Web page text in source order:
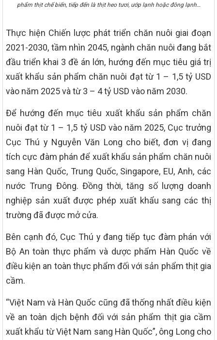
phẩm thịt chế biến, tiếp đến là thịt heo tươi, ướp lạnh hoặc đông lạnh…
Thực hiện Chiến lược phát triển chăn nuôi giai đoạn
2021-2030, tầm nhìn 2045, ngành chăn nuôi đang bắt
đầu triển khai 3 đề án lớn, hướng đến mục tiêu giá trị
xuất khẩu sản phẩm chăn nuôi đạt từ 1 – 1,5 tỷ USD
vào năm 2025 và từ 3 – 4 tỷ USD vào năm 2030.
Để hướng đến mục tiêu xuất khẩu sản phẩm chăn
nuôi đạt từ 1 – 1,5 tỷ USD vào năm 2025, Cục trưởng
Cục Thú y Nguyễn Văn Long cho biết, đơn vị đang
tích cực đàm phán để xuất khẩu sản phẩm chăn nuôi
sang Hàn Quốc, Trung Quốc, Singapore, EU, Anh, các
nước Trung Đông. Đồng thời, tăng số lượng doanh
nghiệp sản xuất được phép xuất khẩu sang các thị
trường đã được mở cửa.
Bên cạnh đó, Cục Thú y đang tiếp tục đàm phán với
Bộ An toàn thực phẩm và dược phẩm Hàn Quốc về
điều kiện an toàn thực phẩm đối với sản phẩm thịt gia
cầm.
“Việt Nam và Hàn Quốc cũng đã thống nhất điều kiện
về an toàn dịch bệnh đối với sản phẩm thịt gia cầm
xuất khẩu từ Việt Nam sang Hàn Quốc”, ông Long cho